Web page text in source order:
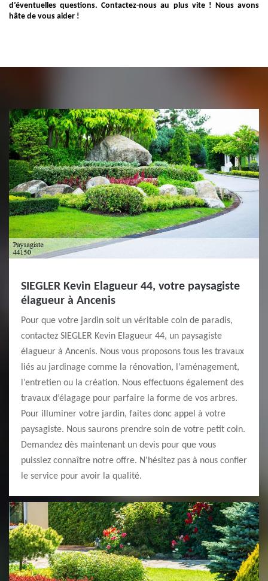
d’éventuelles questions. Contactez-nous au plus vite ! Nous avons
hâte de vous aider !
SIEGLER Kevin Elagueur 44, votre paysagiste
élagueur à Ancenis
Pour que votre jardin soit un véritable coin de paradis,
contactez SIEGLER Kevin Elagueur 44, un paysagiste
élagueur à Ancenis. Nous vous proposons tous les travaux
liés au jardinage comme la rénovation, l’aménagement,
l’entretien ou la création. Nous effectuons également des
travaux d’élagage pour parfaire la forme de vos arbres.
Pour illuminer votre jardin, faites donc appel à votre
paysagiste. Nous saurons prendre soin de votre petit coin.
Demandez dès maintenant un devis pour que vous
puissiez connaître notre offre. N'hésitez pas à nous confier
le service pour avoir la qualité.